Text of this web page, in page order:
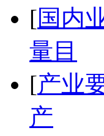
[国内
量目
[产业
产